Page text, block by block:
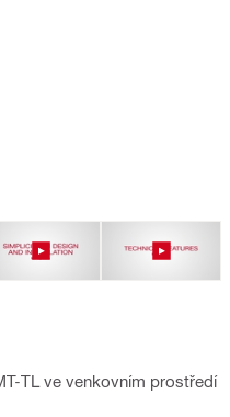
TL ve venkovním prostředí